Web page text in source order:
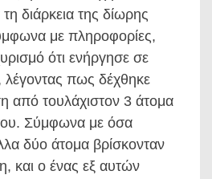
διάρκεια της δίωρης
με πληροφορίες,
ότι ενήργησε σε
πως δέχθηκε
από τουλάχιστον 3 άτομα
Σύμφωνα με όσα
δύο άτομα βρίσκονταν
και ο ένας εξ αυτών